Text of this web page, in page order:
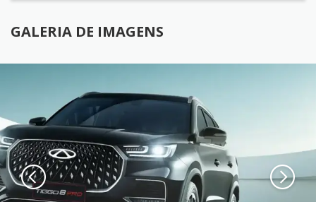
GALERIA DE IMAGENS